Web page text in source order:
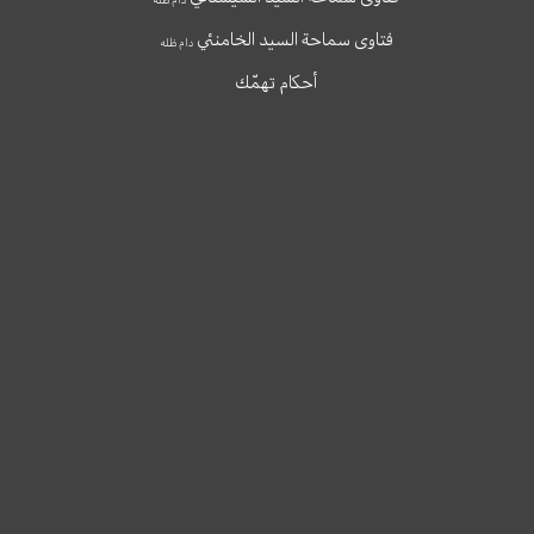
فتاوى سماحة السيد الخامنئيدام ظله
أحكام تهمّك